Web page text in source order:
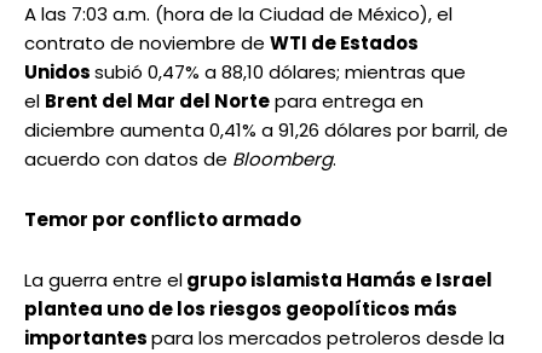
A las 7:03 a.m. (hora de la Ciudad de México), el
contrato de noviembre de WTI de Estados
Unidossubió 0,47% a 88,10 dólares; mientras que
el Brent del Mar del Nortepara entrega en
diciembre aumenta 0,41% a 91,26 dólares por barril, de
acuerdo con datos de Bloomberg.
Temor por conflicto armado
La guerra entre elgrupo islamista Hamás e Israel
plantea uno de los riesgos geopolíticos más
importantespara los mercados petroleros desde la